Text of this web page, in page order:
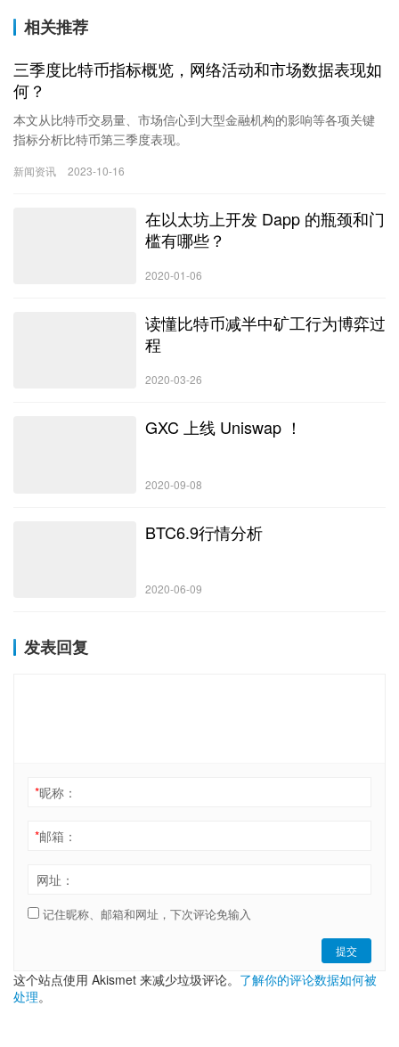
相关推荐
三季度比特币指标概览，网络活动和市场数据表现如
何？
本文从比特币交易量、市场信心到大型金融机构的影响等各项关键
指标分析比特币第三季度表现。
要点：
依然超过了大多数资产类别的表现。
在上半年推动比特币上涨的美国金融机构所带来的影响在本文撰写
比特币交易量、流动性、波动性和搜索趋势均持续下降。
新闻资讯 2023-10-16
在以太坊上开发 Dapp 的瓶颈和门
槛有哪些？
2020-01-06
读懂比特币减半中矿工行为博弈过
程
2020-03-26
GXC 上线 Uniswap ！
2020-09-08
BTC6.9行情分析
2020-06-09
发表回复
*昵称：
*邮箱：
网址：
记住昵称、邮箱和网址，下次评论免输入
提交
这个站点使用 Akismet 来减少垃圾评论。 了解你的评论数据如何被
处理。